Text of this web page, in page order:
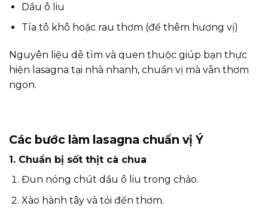
Dầu ô liu
Tía tô khô hoặc rau thơm (để thêm hương vị)
Nguyên liệu dễ tìm và quen thuộc giúp bạn thực
hiện lasagna tại nhà nhanh, chuẩn vị mà vẫn thơm
ngon.
Các bước làm lasagna chuẩn vị Ý
1. Chuẩn bị sốt thịt cà chua
Đun nóng chút dầu ô liu trong chảo.
Xào hành tây và tỏi đến thơm.